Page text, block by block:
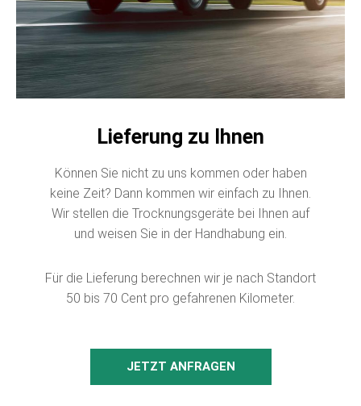
Lieferung zu Ihnen
Können Sie nicht zu uns kommen oder haben
keine Zeit? Dann kommen wir einfach zu Ihnen.
Wir stellen die Trocknungsgeräte bei Ihnen auf
und weisen Sie in der Handhabung ein.
Für die Lieferung berechnen wir je nach Standort
50 bis 70 Cent pro gefahrenen Kilometer.
JETZT ANFRAGEN